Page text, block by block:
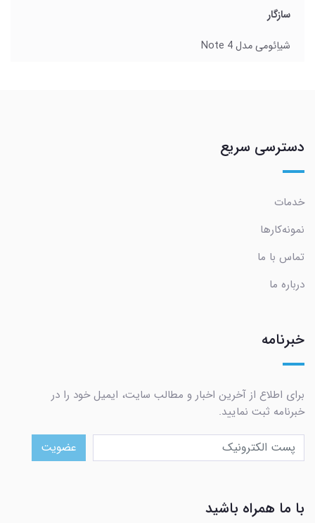
سازگار
شیاِئومی مدل Note 4
دسترسی سریع
خدمات
نمونه‌کارها
تماس با ما
درباره ما
خبرنامه
برای اطلاع از آخرین اخبار و مطالب سایت، ایمیل خود را در
خبرنامه ثبت نمایید.
عضویت
با ما همراه باشید